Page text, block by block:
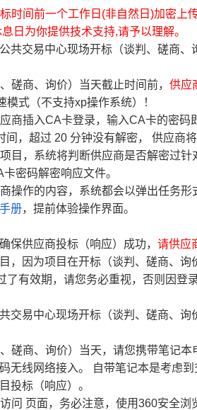
时间前一个工作日(非自然日)加密上
日为你提供技术支持,请予以理解。
共交易中心现场开标（谈判、磋商
商、询价）当天截止时间前， 供应
模式（不支持xp操作系统）！
插入CA卡登录，输入CA卡的密码
间，超过 20 分钟没有解密， 供应商
，系统将判断供应商是否解密过针
密码解密响应文件。
作的内容，系统都会以弹出任务形
册，提前体验操作界面。
供应商投标（响应）成功， 请供应
，因为项目在开标（谈判、磋商、
了有效期，请您务必重视，否则因登
交易中心现场开标（谈判、磋商、
商、询价）当天，请您携带笔记本
无线网络接入。 自带笔记本是考虑
投标（响应）。
页面，务必注意，使用360安全浏